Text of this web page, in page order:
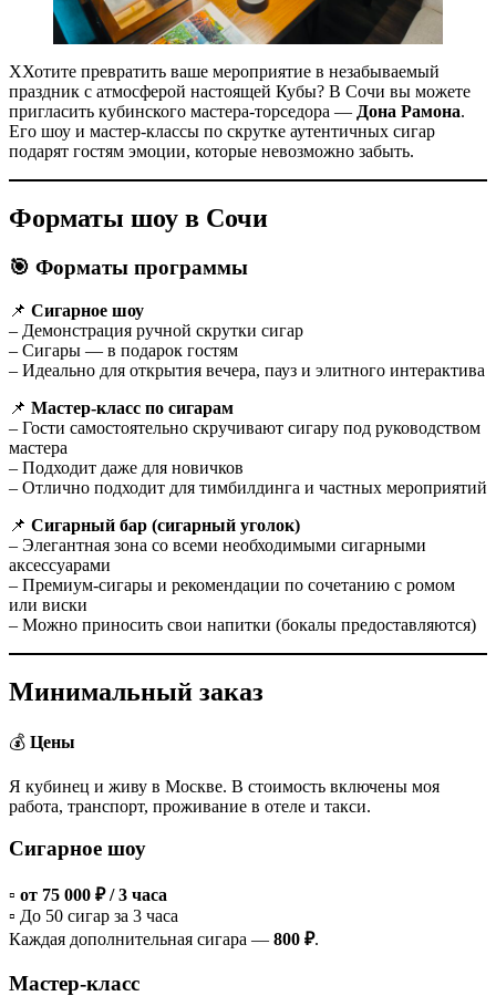
ХХотите превратить ваше мероприятие в незабываемый
праздник с атмосферой настоящей Кубы? В Сочи вы можете
пригласить кубинского мастера-торседора — Дона Рамона.
Его шоу и мастер-классы по скрутке аутентичных сигар
подарят гостям эмоции, которые невозможно забыть.
Форматы шоу в Сочи
🎯 Форматы программы
📌 Сигарное шоу
– Демонстрация ручной скрутки сигар
– Сигары — в подарок гостям
– Идеально для открытия вечера, пауз и элитного интерактива
📌 Мастер-класс по сигарам
– Гости самостоятельно скручивают сигару под руководством
мастера
– Подходит даже для новичков
– Отлично подходит для тимбилдинга и частных мероприятий
📌 Сигарный бар (сигарный уголок)
– Элегантная зона со всеми необходимыми сигарными
аксессуарами
– Премиум-сигары и рекомендации по сочетанию с ромом
или виски
– Можно приносить свои напитки (бокалы предоставляются)
Минимальный заказ
💰 Цены
Я кубинец и живу в Москве. В стоимость включены моя
работа, транспорт, проживание в отеле и такси.
Сигарное шоу
▫️ от 75 000 ₽ / 3 часа
▫️ До 50 сигар за 3 часа
Каждая дополнительная сигара — 800 ₽.
Мастер-класс